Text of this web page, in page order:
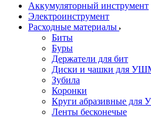
Аккумуляторный инструмент
Электроинструмент
Расходные материалы
Биты
Буры
Держатели для бит
Диски и чашки для
Зубила
Коронки
Круги абразивные
Ленты бесконечые